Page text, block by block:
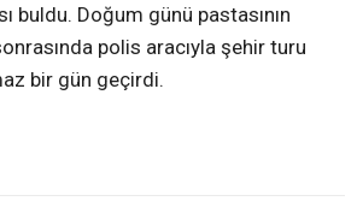
buldu. Doğum günü pastasının
polis aracıyla şehir turu
bir gün geçirdi.